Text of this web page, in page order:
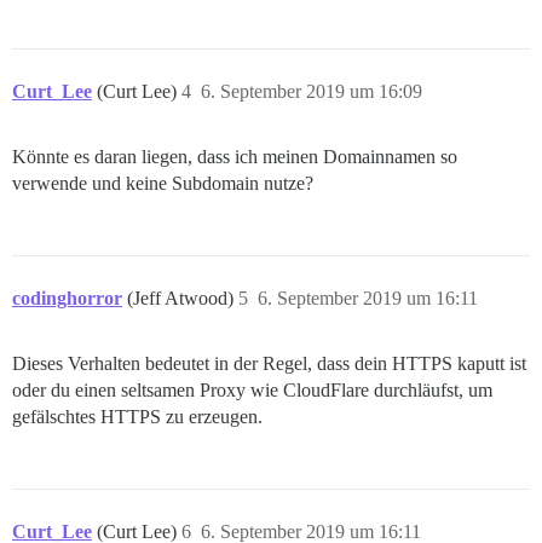
Curt_Lee (Curt Lee) 6. September 2019 um 16:09
4
Könnte es daran liegen, dass ich meinen Domainnamen so
verwende und keine Subdomain nutze?
codinghorror (Jeff Atwood) 6. September 2019 um 16:11
5
Dieses Verhalten bedeutet in der Regel, dass dein HTTPS kaputt ist
oder du einen seltsamen Proxy wie CloudFlare durchläufst, um
gefälschtes HTTPS zu erzeugen.
Curt_Lee (Curt Lee) 6. September 2019 um 16:11
6